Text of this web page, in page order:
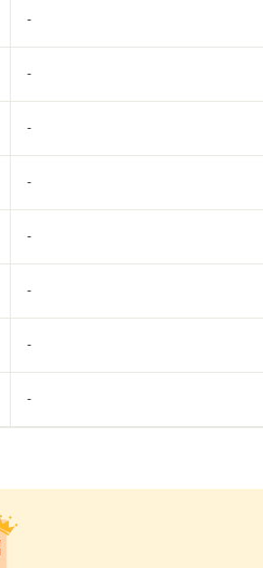
-
-
-
-
-
-
-
-